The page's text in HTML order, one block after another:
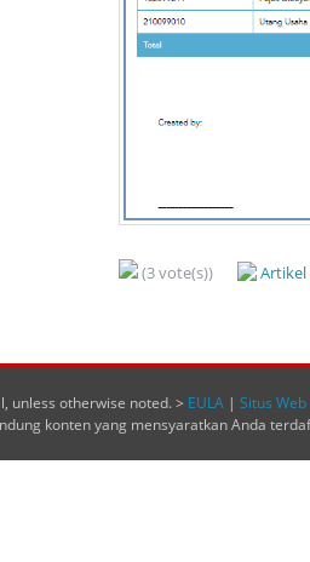
(3 vote(s))
unless otherwise noted. > EULA | Situs
konten yang mensyaratkan Anda